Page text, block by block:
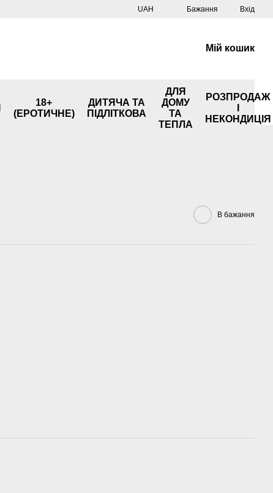
UAH Бажання Вхід
Мій кошик
18+
(ЕРОТИЧНЕ)
ДИТЯЧА ТА
ПІДЛІТКОВА
ДЛЯ
ДОМУ
ТА
ТЕПЛА
РОЗПРОДАЖ
НЕКОНДИЦІЯ
В бажання